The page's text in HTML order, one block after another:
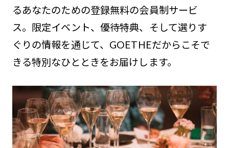
るあなたのための登録無料の会員制サービ
ス。限定イベント、優待特典、そして選りす
ぐりの情報を通じて、GOETHEだからこそで
きる特別なひとときをお届けします。